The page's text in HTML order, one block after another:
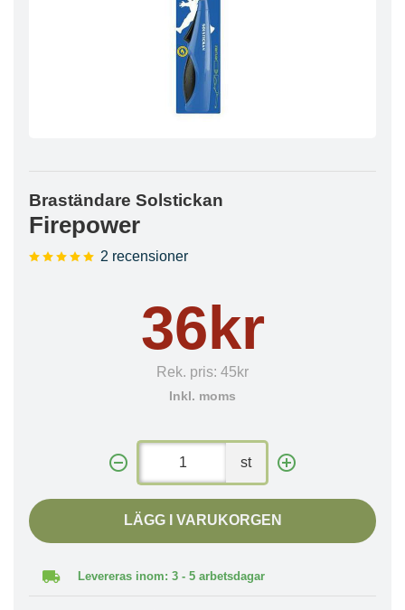
Braständare Solstickan
Firepower
2 recensioner
36kr
Rek. pris: 45kr
Inkl. moms
st
LÄGG I VARUKORGEN
Levereras inom: 3 - 5 arbetsdagar